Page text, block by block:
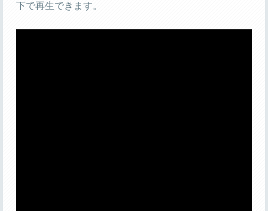
下で再生できます。